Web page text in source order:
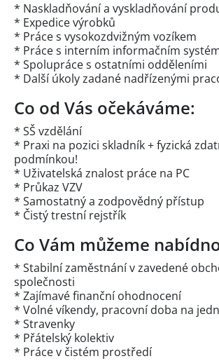
* Naskladňování a vyskladňování
* Expedice výrobků
* Práce s vysokozdvižným vozíkem
* Práce s interním informačním
* Spolupráce s ostatními odděleními
* Další úkoly zadané nadřízenými
Co od Vás očekáváme:
* SŠ vzdělání
* Praxi na pozici skladník + fyzická
podmínkou!
* Uživatelská znalost práce na PC
* Průkaz VZV
* Samostatný a zodpovědný přístup
* Čistý trestní rejstřík
Co Vám můžeme
* Stabilní zaměstnání v zavedené
společnosti
* Zajímavé finanční ohodnocení
* Volné víkendy, pracovní doba na
* Stravenky
* Přátelský kolektiv
* Práce v čistém prostředí